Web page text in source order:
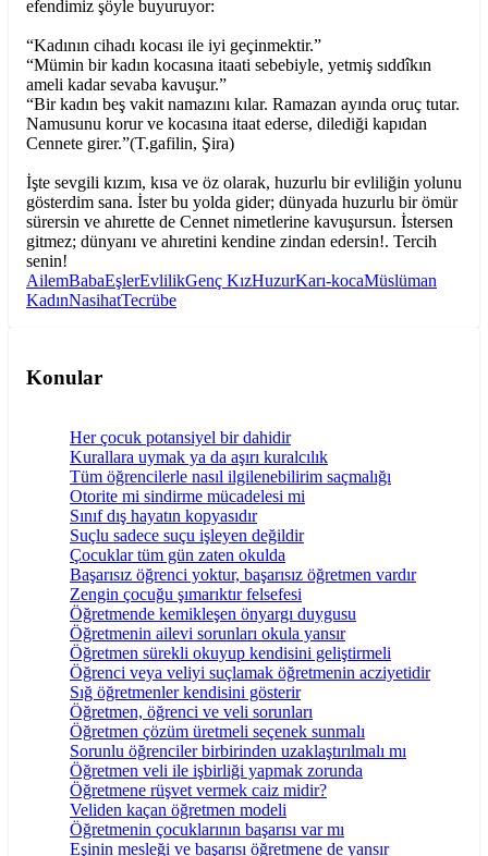
efendimiz şöyle buyuruyor:
“Kadının cihadı kocası ile iyi geçinmektir.”
“Mümin bir kadın kocasına itaati sebebiyle, yetmiş sıddîkın
ameli kadar sevaba kavuşur.”
“Bir kadın beş vakit namazını kılar. Ramazan ayında oruç tutar.
Namusunu korur ve kocasına itaat ederse, dilediği kapıdan
Cennete girer.”(T.gafilin, Şira)
İşte sevgili kızım, kısa ve öz olarak, huzurlu bir evliliğin yolunu
gösterdim sana. İster bu yolda gider; dünyada huzurlu bir ömür
sürersin ve ahırette de Cennet nimetlerine kavuşursun. İstersen
gitmez; dünyanı ve ahıretini kendine zindan edersin!. Tercih
senin!
AilemBabaEşlerEvlilikGenç KızHuzurKarı-kocaMüslüman
KadınNasihatTecrübe
Konular
Her çocuk potansiyel bir dahidir
Kurallara uymak ya da aşırı kuralcılık
Tüm öğrencilerle nasıl ilgilenebilirim saçmalığı
Otorite mi sindirme mücadelesi mi
Sınıf dış hayatın kopyasıdır
Suçlu sadece suçu işleyen değildir
Çocuklar tüm gün zaten okulda
Başarısız öğrenci yoktur, başarısız öğretmen vardır
Zengin çocuğu şımarıktır felsefesi
Öğretmende kemikleşen önyargı duygusu
Öğretmenin ailevi sorunları okula yansır
Öğretmen sürekli okuyup kendisini geliştirmeli
Öğrenci veya veliyi suçlamak öğretmenin acziyetidir
Sığ öğretmenler kendisini gösterir
Öğretmen, öğrenci ve veli sorunları
Öğretmen çözüm üretmeli seçenek sunmalı
Sorunlu öğrenciler birbirinden uzaklaştırılmalı mı
Öğretmen veli ile işbirliği yapmak zorunda
Öğretmene rüşvet vermek caiz midir?
Veliden kaçan öğretmen modeli
Öğretmenin çocuklarının başarısı var mı
Eşinin mesleği ve başarısı öğretmene de yansır